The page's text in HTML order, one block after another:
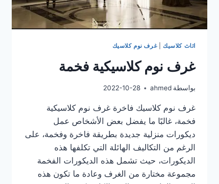
اثاث كلاسيك |غرف نوم كلاسيك
غرف نوم كلاسيكية فخمة
بواسطة ahmed
2022-10-28
غرف نوم كلاسيك فاخرة غرف نوم كلاسيكية
فخمة، غالبًا ما يفضل بعض الأشخاص عمل
ديكورات منزلية جديدة بطريقة فاخرة وفخمة، على
الرغم من التكاليف الهائلة التي تكلفها هذه
الديكورات، حيث تشمل هذه الديكورات الفخمة
مجموعة مختارة من الغرف وعادة ما تكون هذه